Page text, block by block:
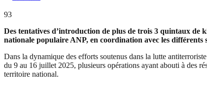
93
Des tentatives d’introduction de plus de trois 3 quintaux de
nationale populaire ANP, en coordination avec les
Dans la dynamique des efforts soutenus dans la lutte
du 9 au 16 juillet 2025, plusieurs opérations ayant abouti à des
territoire national.